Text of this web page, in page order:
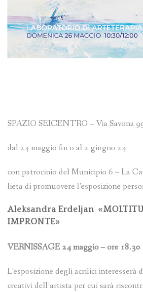
SPAZIO SEICENTRO – Via Savona
dal 24 maggio fin o al 2 giugno 24
con patrocinio del Municipio 6 – La
lieta di promuovere l’esposizione
Aleksandra Erdeljan
IMPRONTE»
VERNISSAGE 24 maggio – ore 18.30
L’esposizione degli acrilici interesserà
creativi dell’artista per cui sarà